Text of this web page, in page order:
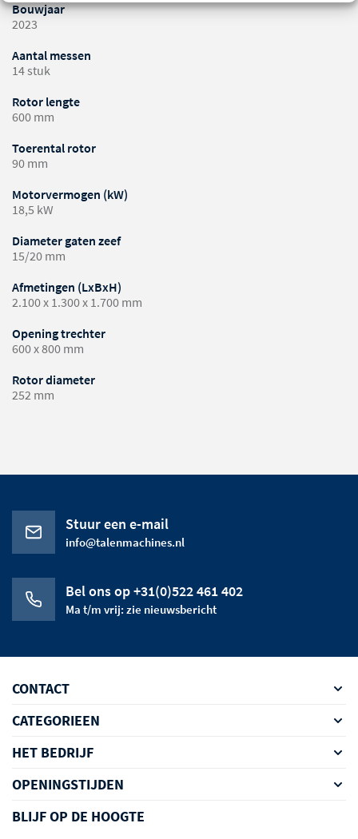
Bouwjaar
2023
Aantal messen
14 stuk
Rotor lengte
600 mm
Toerental rotor
90 mm
Motorvermogen (kW)
18,5 kW
Diameter gaten zeef
15/20 mm
Afmetingen (LxBxH)
2.100 x 1.300 x 1.700 mm
Opening trechter
600 x 800 mm
Rotor diameter
252 mm
Stuur een e-mail
info@talenmachines.nl
Bel ons op +31(0)522 461 402
Ma t/m vrij: zie nieuwsbericht
CONTACT
CATEGORIEEN
HET BEDRIJF
OPENINGSTIJDEN
BLIJF OP DE HOOGTE